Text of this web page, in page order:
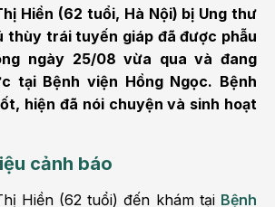
Hiền (62 tuổi, Hà Nội) bị Ung thư
thùy trái tuyến giáp đã được phẫu
ngày 25/08 vừa qua và đang
tại Bệnh viện Hồng Ngọc. Bệnh
hiện đã nói chuyện và sinh hoạt
cảnh báo
Hiền (62 tuổi) đến khám tại Bệnh